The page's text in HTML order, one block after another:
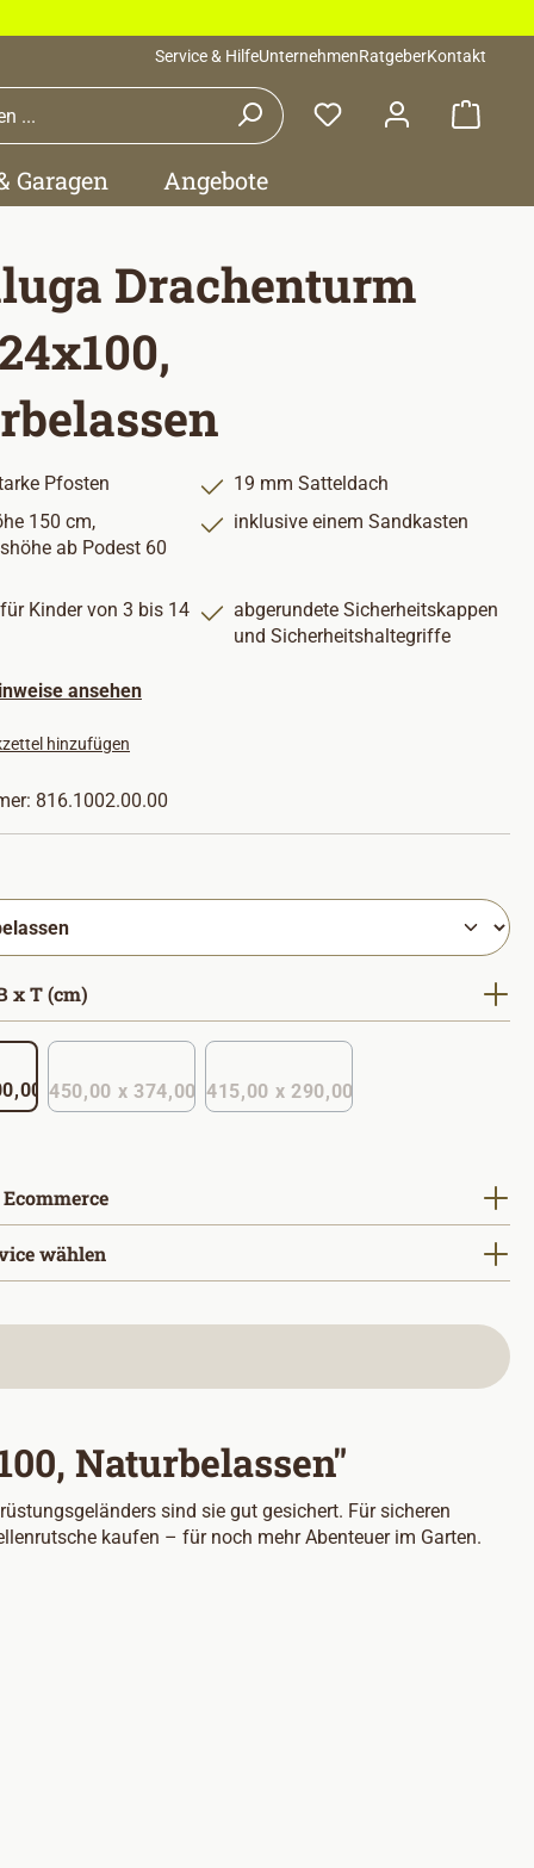
Service & HilfeUnternehmenRatgeberKontakt
Garagen Angebote
Drachenturm
Pfosten
19 mm Satteldach
150 cm,
ab Podest 60
inklusive einem Sandkasten
Kinder von 3 bis 14
abgerundete Sicherheitskappen
und Sicherheitshaltegriffe
ansehen
hinzufügen
816.1002.00.00
x T (cm)
100,00 450,00 x 374,00 415,00 x 290,00
auswählen
wählen
Naturbelassen"
sind sie gut gesichert. Für sicheren
kaufen – für noch mehr Abenteuer im Garten.